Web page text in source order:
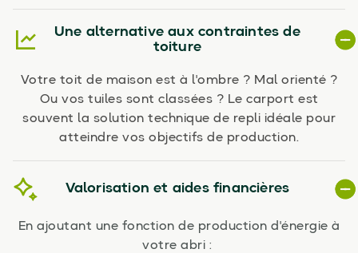
Une alternative aux contraintes de
toiture
Votre toit de maison est à l'ombre ? Mal orienté ?
Ou vos tuiles sont classées ? Le carport est
souvent la solution technique de repli idéale pour
atteindre vos objectifs de production.
Valorisation et aides financières
En ajoutant une fonction de production d'énergie à
votre abri :